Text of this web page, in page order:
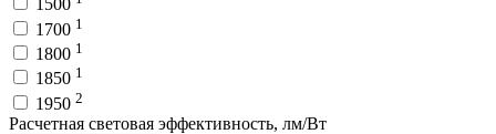
1500
1700 1
1800 1
1850 1
1950 2
Расчетная световая эффективность, лм/Вт